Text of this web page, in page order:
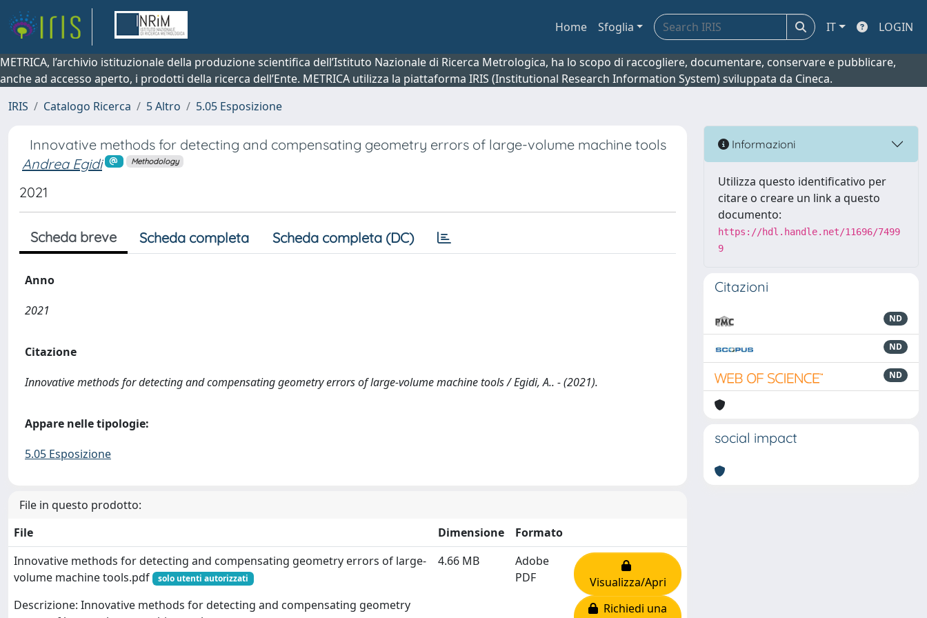
Home Sfoglia IT LOGIN
METRICA, l’archivio istituzionale della produzione scientifica dell’Istituto Nazionale di Ricerca Metrologica, ha lo scopo di raccogliere, documentare, conservare e pubblicare,
anche ad accesso aperto, i prodotti della ricerca dell’Ente. METRICA utilizza la piattaforma IRIS (Institutional Research Information System) sviluppata da Cineca.
IRIS
Catalogo Ricerca 5 Altro 5.05 Esposizione
Innovative methods for detecting and compensating geometry errors of large-volume machine tools
Andrea Egidi
Methodology
2021
Scheda breve Scheda completa Scheda completa (DC)
Anno
2021
Citazione
Innovative methods for detecting and compensating geometry errors of large-volume machine tools / Egidi, A.. - (2021).
Appare nelle tipologie:
5.05 Esposizione
File in questo prodotto:
File
Dimensione
Formato
Innovative methods for detecting and compensating geometry errors of large-
volume machine tools.pdf
solo utenti autorizzati
Descrizione: Innovative methods for detecting and compensating geometry
4.66 MB
Adobe
PDF
Visualizza/Apri
Richiedi una
Informazioni
Utilizza questo identificativo per
citare o creare un link a questo
documento:
https://hdl.handle.net/11696/7499
9
Citazioni
ND
ND
ND
social impact